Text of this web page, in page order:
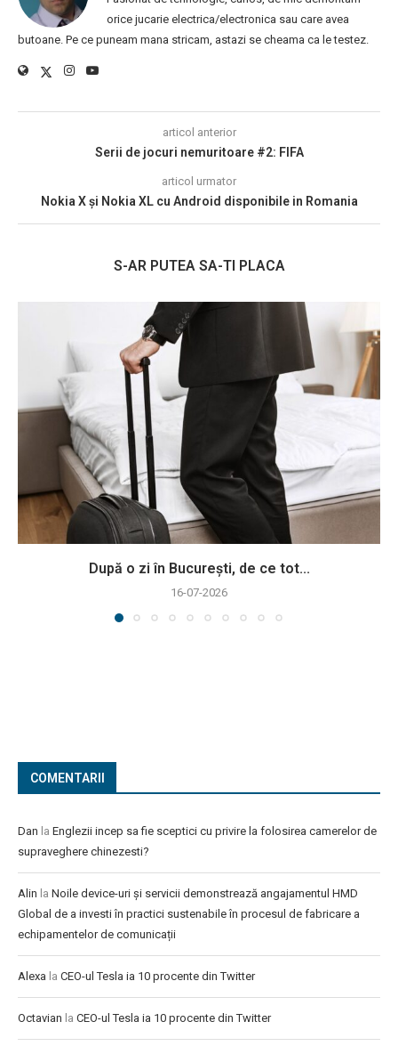
orice jucarie electrica/electronica sau care avea
butoane. Pe ce puneam mana stricam, astazi se cheama ca le testez.
articol anterior
Serii de jocuri nemuritoare #2: FIFA
articol urmator
Nokia X şi Nokia XL cu Android disponibile in Romania
S-AR PUTEA SA-TI PLACA
După o zi în București, de ce tot...
16-07-2026
COMENTARII
Dan la Englezii incep sa fie sceptici cu privire la folosirea camerelor de
supraveghere chinezesti?
Alin la Noile device-uri și servicii demonstrează angajamentul HMD
Global de a investi în practici sustenabile în procesul de fabricare a
echipamentelor de comunicații
Alexa la CEO-ul Tesla ia 10 procente din Twitter
Octavian la CEO-ul Tesla ia 10 procente din Twitter